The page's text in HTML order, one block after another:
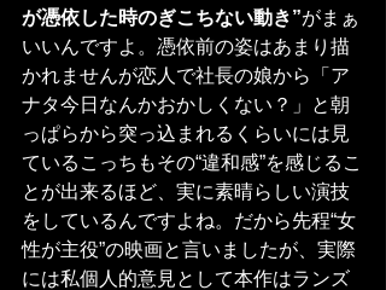
が憑依した時のぎこちない動き”がまぁ
いいんですよ。憑依前の姿はあまり描
かれませんが恋人で社長の娘から「ア
ナタ今日なんかおかしくない？」と朝
っぱらから突っ込まれるくらいには見
ているこっちもその“違和感”を感じるこ
とが出来るほど、実に素晴らしい演技
をしているんですよね。だから先程“女
性が主役”の映画と言いましたが、実際
には私個人的意見として本作はランズ